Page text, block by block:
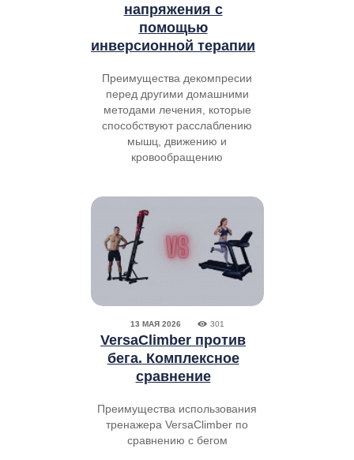
напряжения с
помощью
инверсионной терапии
Преимущества декомпресии
перед другими домашними
методами лечения, которые
способствуют расслаблению
мышц, движению и
кровообращению
13 МАЯ 2026 301
VersaClimber против
бега. Комплексное
сравнение
Преимущества использования
тренажера VersaClimber по
сравнению с бегом